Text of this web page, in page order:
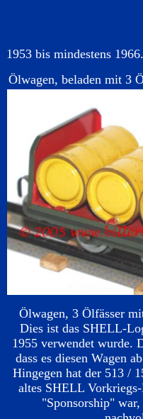
1953 bis mindestens
Ölwagen, beladen mit 3
Ölwagen, 3 Ölfässer
Dies ist das SHELL-
1955 verwendet wurde.
dass es diesen Wagen
Hingegen hat der 513 /
altes SHELL
"Sponsorship"